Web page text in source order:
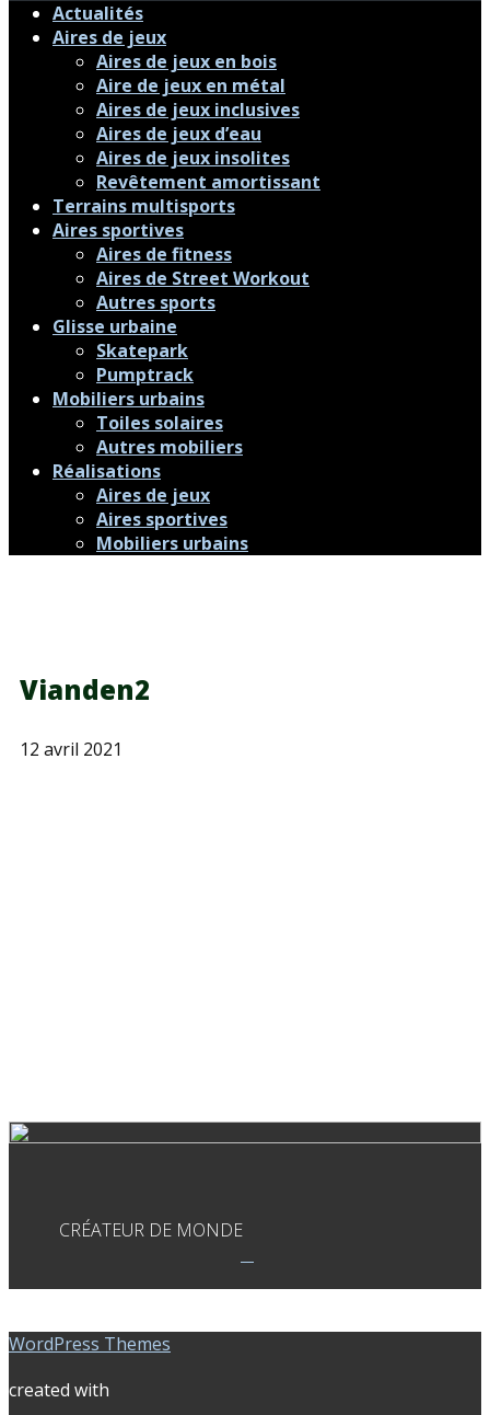
Actualités
Aires de jeux
Aires de jeux en bois
Aire de jeux en métal
Aires de jeux inclusives
Aires de jeux d’eau
Aires de jeux insolites
Revêtement amortissant
Terrains multisports
Aires sportives
Aires de fitness
Aires de Street Workout
Autres sports
Glisse urbaine
Skatepark
Pumptrack
Mobiliers urbains
Toiles solaires
Autres mobiliers
Réalisations
Aires de jeux
Aires sportives
Mobiliers urbains
Vianden2
12 avril 2021
CRÉATEUR DE MONDE
WordPress Themes
created with